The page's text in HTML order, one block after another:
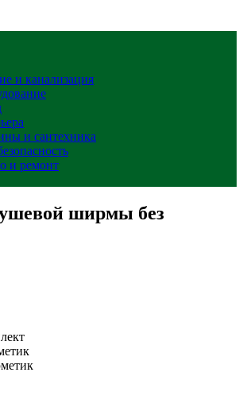
и канализация
и сантехника
и ремонт
ширмы без